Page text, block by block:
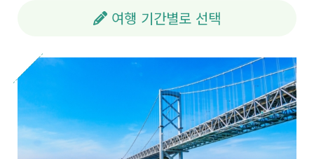
여행 기간별로 선택